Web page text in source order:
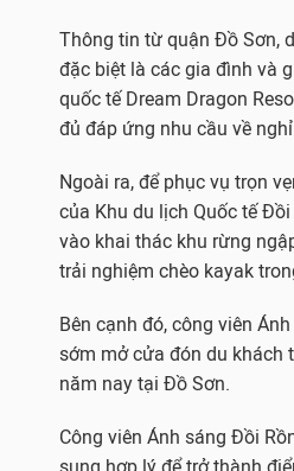
Thông tin từ quận Đồ Sơn,
đặc biệt là các gia đình và
quốc tế Dream Dragon
đủ đáp ứng nhu cầu về
Ngoài ra, để phục vụ trọn
của Khu du lịch Quốc tế
vào khai thác khu rừng
trải nghiệm chèo kayak
Bên cạnh đó, công viên
sớm mở cửa đón du khách
năm nay tại Đồ Sơn.
Công viên Ánh sáng Đồi